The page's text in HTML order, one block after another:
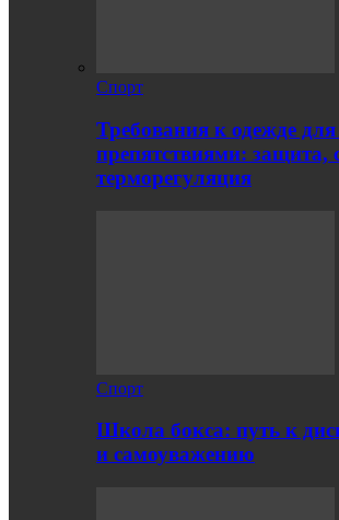
Спорт
Требования к одежде для
препятствиями: защита,
терморегуляция
Спорт
Школа бокса: путь к
и самоуважению